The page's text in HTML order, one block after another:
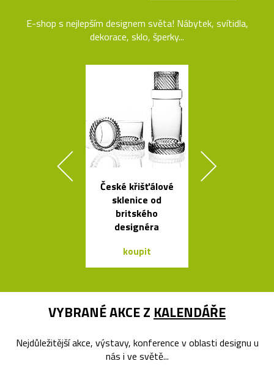
E-shop s nejlepším designem světa! Nábytek, svítidla,
dekorace, sklo, šperky...
České křišťálové
sklenice od
britského
designéra
koupit
VYBRANÉ AKCE Z KALENDÁŘE
Nejdůležitější akce, výstavy, konference v oblasti designu u
nás i ve světě...